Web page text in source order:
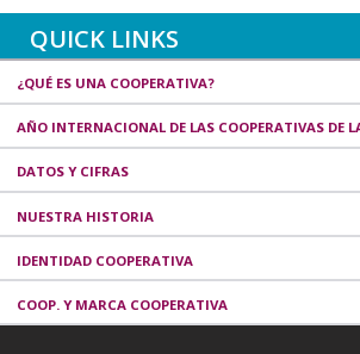
QUICK LINKS
¿QUÉ ES UNA COOPERATIVA?
AÑO INTERNACIONAL DE LAS COOPERATIVAS DE
DATOS Y CIFRAS
NUESTRA HISTORIA
IDENTIDAD COOPERATIVA
COOP. Y MARCA COOPERATIVA